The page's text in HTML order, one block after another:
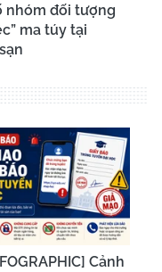
nhóm đối tượng
ma túy tại
Cảnh